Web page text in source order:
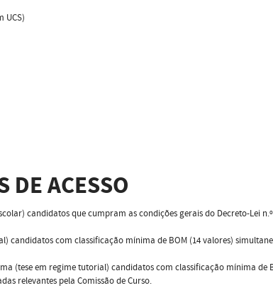
UCS)
DE ACESSO
candidatos que cumpram as condições gerais do Decreto-Lei n.º
candidatos com classificação mínima de BOM (14 valores)
(tese em regime tutorial) candidatos com classificação mínima de
relevantes pela Comissão de Curso.